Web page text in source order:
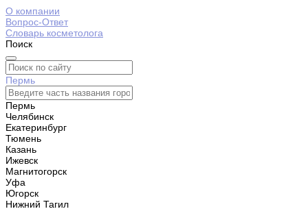
О компании
Вопрос-Ответ
Словарь косметолога
Поиск
Пермь
Пермь
Челябинск
Екатеринбург
Тюмень
Казань
Ижевск
Магнитогорск
Уфа
Югорск
Нижний Тагил